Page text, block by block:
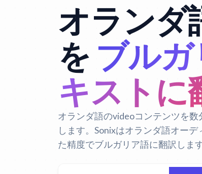
オランダ
を ブル
キストに
オランダ語のvideoコンテンツを
します。Sonixはオランダ語オー
た精度でブルガリア語に翻訳します